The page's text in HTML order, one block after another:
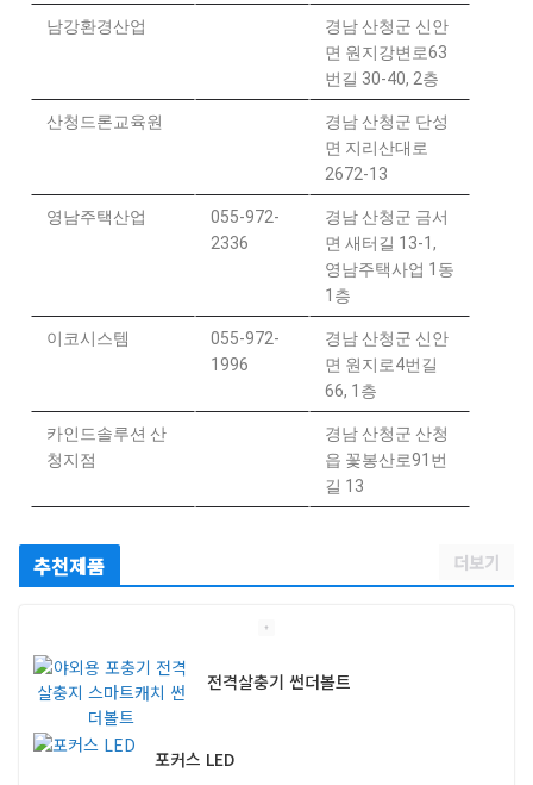
남강환경산업
경남 산청군 신안
면 원지강변로63
번길 30-40, 2층
산청드론교육원
경남 산청군 단성
면 지리산대로
2672-13
영남주택산업
055-972-
2336
경남 산청군 금서
면 새터길 13-1,
영남주택사업 1동
1층
이코시스템
055-972-
1996
경남 산청군 신안
면 원지로4번길
66, 1층
카인드솔루션 산
청지점
경남 산청군 산청
읍 꽃봉산로91번
길 13
추천제품 더보기
전격살충기 썬더볼트
포커스 LED